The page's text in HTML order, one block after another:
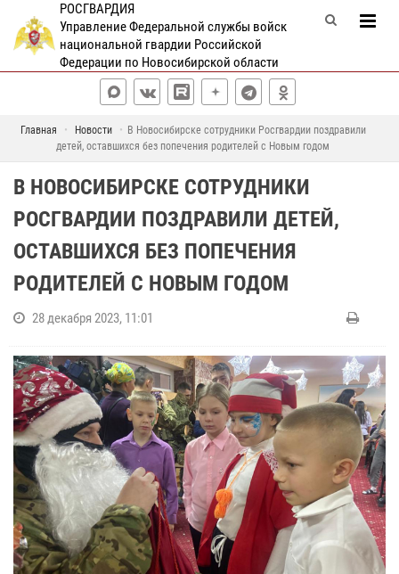
РОСГВАРДИЯ
Управление Федеральной службы войск
национальной гвардии Российской
Федерации по Новосибирской области
Главная Новости
В Новосибирске сотрудники Росгвардии поздравили
детей, оставшихся без попечения родителей с Новым годом
В НОВОСИБИРСКЕ СОТРУДНИКИ
РОСГВАРДИИ ПОЗДРАВИЛИ ДЕТЕЙ,
ОСТАВШИХСЯ БЕЗ ПОПЕЧЕНИЯ
РОДИТЕЛЕЙ С НОВЫМ ГОДОМ
28 декабря 2023, 11:01